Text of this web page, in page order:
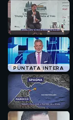
PUNTATA INTERA